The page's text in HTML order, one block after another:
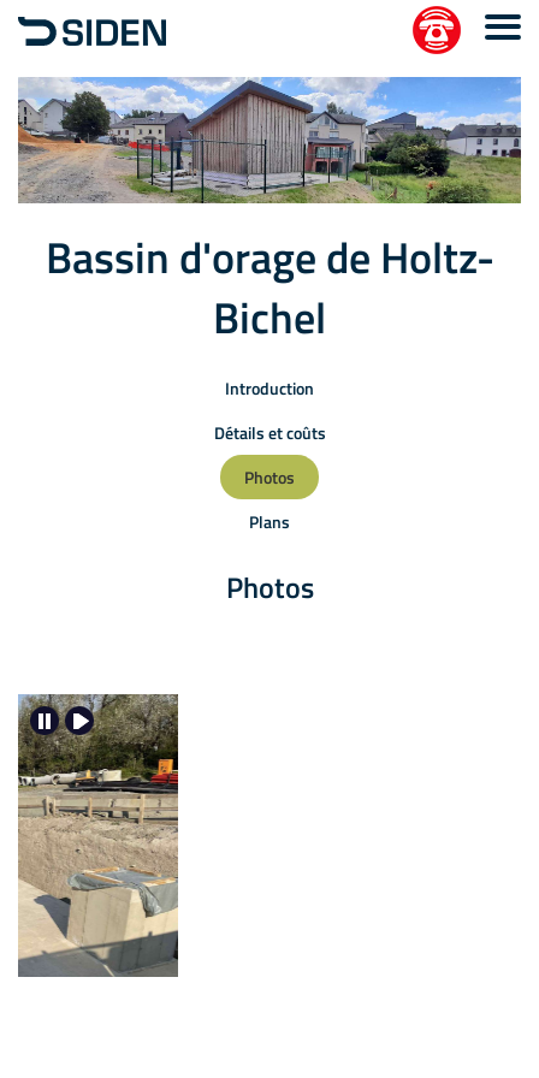
Bassin d'orage de Holtz-
Bichel
Introduction
Détails et coûts
Photos
Plans
Photos